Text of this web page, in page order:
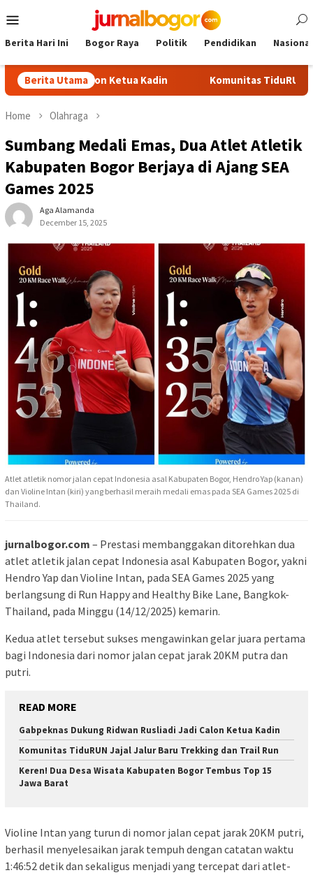
to
Menu
Berita Hari Ini Bogor Raya Politik Pendidikan Nasional
Berita Utama
Calon Ketua Kadin Komunitas TiduRUN Jajal Jalur
Home Olahraga
Sumbang Medali Emas, Dua Atlet Atletik
Kabupaten Bogor Berjaya di Ajang SEA
Games 2025
Aga Alamanda
December 15, 2025
Atlet atletik nomor jalan cepat Indonesia asal Kabupaten Bogor, Hendro Yap (kanan)
dan Violine Intan (kiri) yang berhasil meraih medali emas pada SEA Games 2025 di
Thailand.
jurnalbogor.com – Prestasi membanggakan ditorehkan dua
atlet atletik jalan cepat Indonesia asal Kabupaten Bogor, yakni
Hendro Yap dan Violine Intan, pada SEA Games 2025 yang
berlangsung di Run Happy and Healthy Bike Lane, Bangkok-
Thailand, pada Minggu (14/12/2025) kemarin.
Kedua atlet tersebut sukses mengawinkan gelar juara pertama
bagi Indonesia dari nomor jalan cepat jarak 20KM putra dan
putri.
READ MORE
Gabpeknas Dukung Ridwan Rusliadi Jadi Calon Ketua Kadin
Komunitas TiduRUN Jajal Jalur Baru Trekking dan Trail Run
Keren! Dua Desa Wisata Kabupaten Bogor Tembus Top 15
Jawa Barat
Violine Intan yang turun di nomor jalan cepat jarak 20KM putri,
berhasil menyelesaikan jarak tempuh dengan catatan waktu
1:46:52 detik dan sekaligus menjadi yang tercepat dari atlet-